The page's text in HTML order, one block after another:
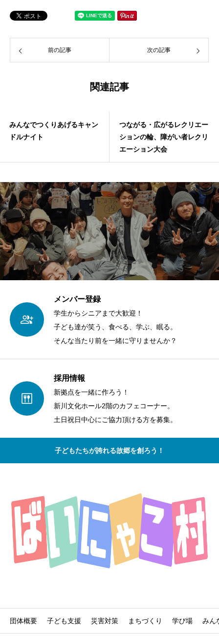
前の記事 次の記事
関連記事
みんなでつくりあげるキャン
ドルナイト
つながる・広がるレクリエー
ションの輪、障がい者レクリ
エーション大会
メンバー登録
学生からシニアまで大歓迎！
子ども達が笑う、食べる、学ぶ、眠る。
そんな当たり前を一緒に守りませんか？
採用情報
新拠点を一緒に作ろう！
新川文化ホール2階のカフェコーナー。
土日祝日中心にご協力頂ける方を募集。
子どもたちが誇れる故郷を創ろう！
団体概要 子ども支援 災害対策 まちづくり 学び場 みん